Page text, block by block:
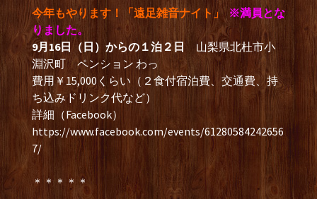
今年もやります！「遠足雑音ナイト」 ※満員とな
りました。
9月16日（日）からの１泊２日 山梨県北杜市小
淵沢町 ペンション わっ
費用￥15,000くらい（２食付宿泊費、交通費、持
ち込みドリンク代など）
詳細（Facebook）
https://www.facebook.com/events/61280584242656
7/
＊＊＊＊＊